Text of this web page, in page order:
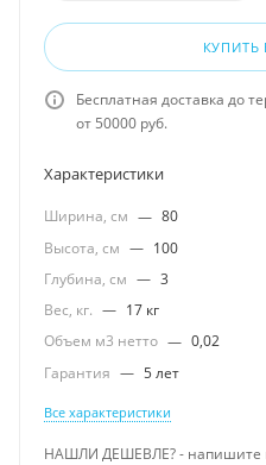
КУПИТЬ
Бесплатная доставка до
от 50000 руб.
Характеристики
Ширина, см — 80
Высота, см — 100
Глубина, см — 3
Вес, кг. — 17 кг
Объем м3 нетто — 0,02
Гарантия — 5 лет
Все характеристики
НАШЛИ ДЕШЕВЛЕ? - напишите